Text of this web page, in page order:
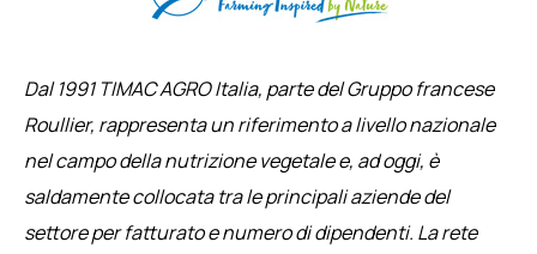
Dal 1991 TIMAC AGRO Italia, parte del Gruppo francese
Roullier, rappresenta un riferimento a livello nazionale
nel campo della nutrizione vegetale e, ad oggi, è
saldamente collocata tra le principali aziende del
settore per fatturato e numero di dipendenti. La rete